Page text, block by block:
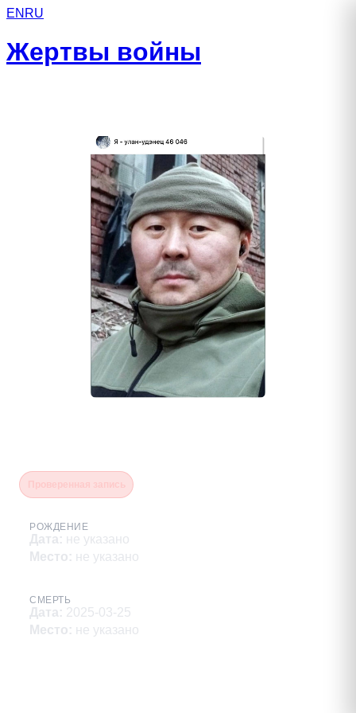
EN RU
Жертвы войны
РОЖДЕНИЕ
Дата: не указано
Место: не указано
СМЕРТЬ
Дата: 2025-03-25
Место: не указано